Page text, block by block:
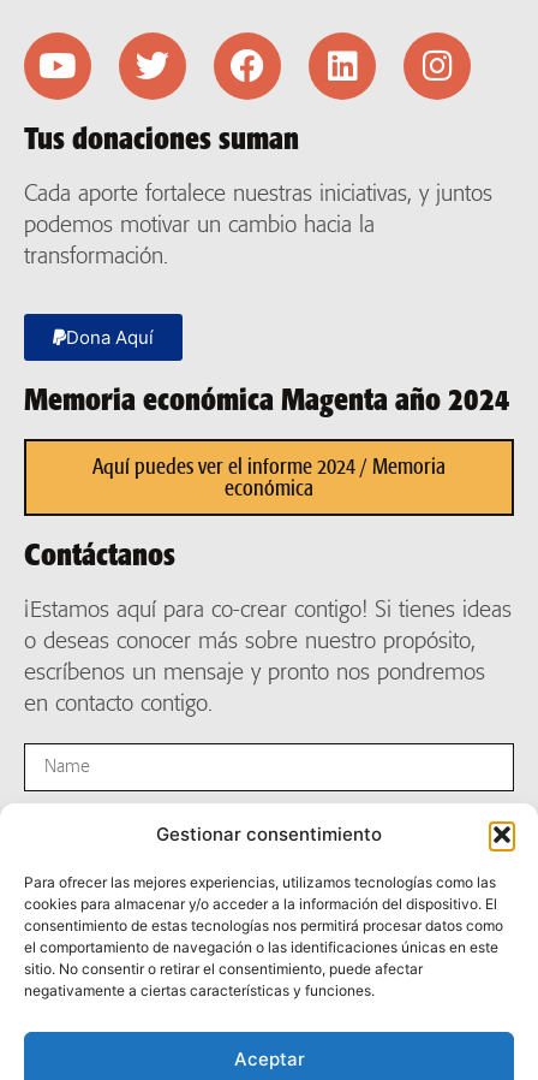
Gestionar consentimiento
Para ofrecer las mejores experiencias, utilizamos tecnologías como las
cookies para almacenar y/o acceder a la información del dispositivo. El
consentimiento de estas tecnologías nos permitirá procesar datos como
el comportamiento de navegación o las identificaciones únicas en este
sitio. No consentir o retirar el consentimiento, puede afectar
negativamente a ciertas características y funciones.
Aceptar
Tus donaciones suman
Cada aporte fortalece nuestras iniciativas, y juntos
podemos motivar un cambio hacia la
transformación.
Dona Aquí
Memoria económica Magenta año 2024
Aquí puedes ver el informe 2024 / Memoria
económica
Contáctanos
¡Estamos aquí para co-crear contigo! Si tienes ideas
o deseas conocer más sobre nuestro propósito,
escríbenos un mensaje y pronto nos pondremos
en contacto contigo.